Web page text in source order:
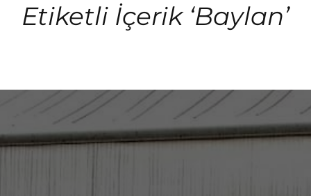
Etiketli İçerik ‘Baylan’